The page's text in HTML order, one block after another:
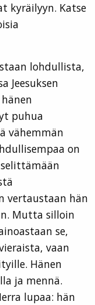
kyräilyyn. Katse
lohdullista,
Jeesuksen
puhua
vähemmän
on
vertaustaan hän
Mutta silloin
se,
vaan
Hänen
ja mennä.
lupaa: hän